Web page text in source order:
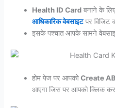
Health ID Card बनाने के
आधिकारिक वेबसाइटपर विजिट
इसके पश्चात आपके सामने
होम पेज पर आपकोCreate
आएगा जिस पर आपको क्लिक कर